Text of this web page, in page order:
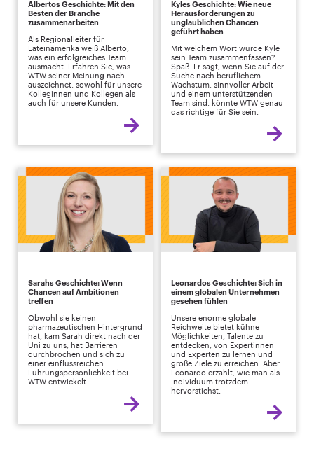
Albertos Geschichte: Mit den
Besten der Branche
zusammenarbeiten
Als Regionalleiter für
Lateinamerika weiß Alberto,
was ein erfolgreiches Team
ausmacht. Erfahren Sie, was
WTW seiner Meinung nach
auszeichnet, sowohl für unsere
Kolleginnen und Kollegen als
auch für unsere Kunden.
Kyles Geschichte: Wie neue
Herausforderungen zu
unglaublichen Chancen
geführt haben
Mit welchem Wort würde Kyle
sein Team zusammenfassen?
Spaß. Er sagt, wenn Sie auf der
Suche nach beruflichem
Wachstum, sinnvoller Arbeit
und einem unterstützenden
Team sind, könnte WTW genau
das richtige für Sie sein.
Sarahs Geschichte: Wenn
Chancen auf Ambitionen
treffen
Obwohl sie keinen
pharmazeutischen Hintergrund
hat, kam Sarah direkt nach der
Uni zu uns, hat Barrieren
durchbrochen und sich zu
einer einflussreichen
Führungspersönlichkeit bei
WTW entwickelt.
Leonardos Geschichte: Sich in
einem globalen Unternehmen
gesehen fühlen
Unsere enorme globale
Reichweite bietet kühne
Möglichkeiten, Talente zu
entdecken, von Expertinnen
und Experten zu lernen und
große Ziele zu erreichen. Aber
Leonardo erzählt, wie man als
Individuum trotzdem
hervorstichst.